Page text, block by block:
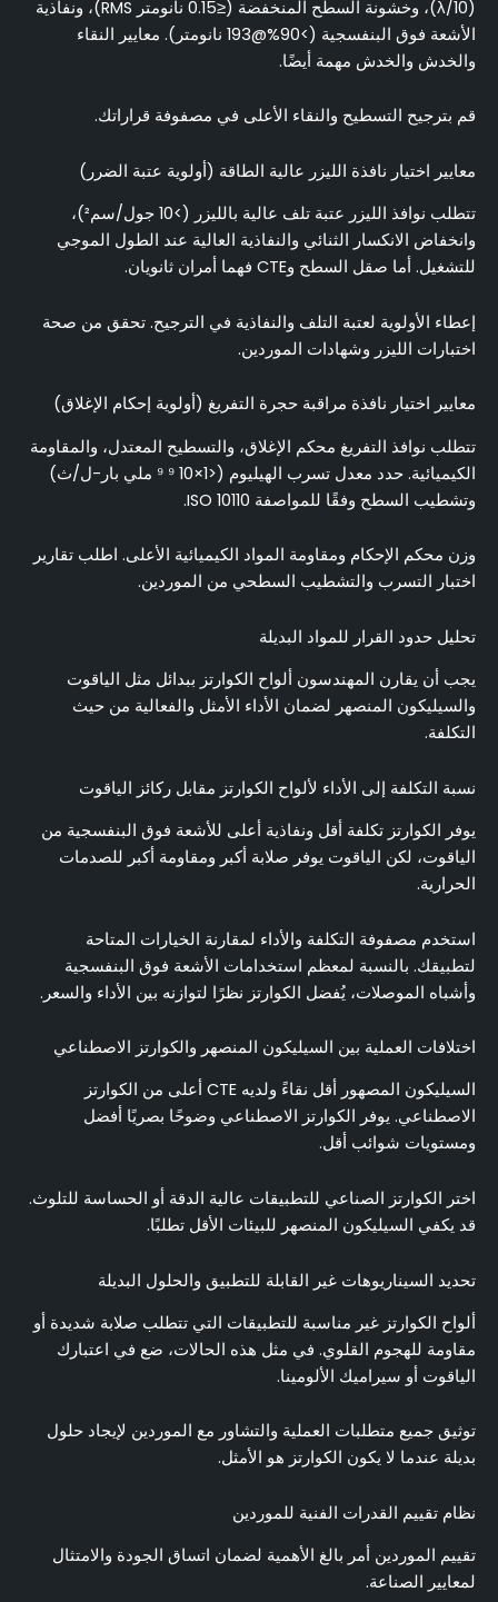
(λ/10)، وخشونة السطح المنخفضة (≤0.15 نانومتر RMS)، ونفاذية
الأشعة فوق البنفسجية (>90%@193 نانومتر). معايير النقاء
والخدش والخدش مهمة أيضًا.
قم بترجيح التسطيح والنقاء الأعلى في مصفوفة قراراتك.
معايير اختيار نافذة الليزر عالية الطاقة (أولوية عتبة الضرر)
تتطلب نوافذ الليزر عتبة تلف عالية بالليزر (>10 جول/سم²)،
وانخفاض الانكسار الثنائي والنفاذية العالية عند الطول الموجي
للتشغيل. أما صقل السطح وCTE فهما أمران ثانويان.
إعطاء الأولوية لعتبة التلف والنفاذية في الترجيح. تحقق من صحة
اختبارات الليزر وشهادات الموردين.
معايير اختيار نافذة مراقبة حجرة التفريغ (أولوية إحكام الإغلاق)
تتطلب نوافذ التفريغ محكم الإغلاق، والتسطيح المعتدل، والمقاومة
الكيميائية. حدد معدل تسرب الهيليوم (<1×10 ⁹ ⁹ ملي بار-ل/ث)
وتشطيب السطح وفقًا للمواصفة ISO 10110.
وزن محكم الإحكام ومقاومة المواد الكيميائية الأعلى. اطلب تقارير
اختبار التسرب والتشطيب السطحي من الموردين.
تحليل حدود القرار للمواد البديلة
يجب أن يقارن المهندسون ألواح الكوارتز ببدائل مثل الياقوت
والسيليكون المنصهر لضمان الأداء الأمثل والفعالية من حيث
التكلفة.
نسبة التكلفة إلى الأداء لألواح الكوارتز مقابل ركائز الياقوت
يوفر الكوارتز تكلفة أقل ونفاذية أعلى للأشعة فوق البنفسجية من
الياقوت، لكن الياقوت يوفر صلابة أكبر ومقاومة أكبر للصدمات
الحرارية.
استخدم مصفوفة التكلفة والأداء لمقارنة الخيارات المتاحة
لتطبيقك. بالنسبة لمعظم استخدامات الأشعة فوق البنفسجية
وأشباه الموصلات، يُفضل الكوارتز نظرًا لتوازنه بين الأداء والسعر.
اختلافات العملية بين السيليكون المنصهر والكوارتز الاصطناعي
السيليكون المصهور أقل نقاءً ولديه CTE أعلى من الكوارتز
الاصطناعي. يوفر الكوارتز الاصطناعي وضوحًا بصريًا أفضل
ومستويات شوائب أقل.
اختر الكوارتز الصناعي للتطبيقات عالية الدقة أو الحساسة للتلوث.
قد يكفي السيليكون المنصهر للبيئات الأقل تطلبًا.
تحديد السيناريوهات غير القابلة للتطبيق والحلول البديلة
ألواح الكوارتز غير مناسبة للتطبيقات التي تتطلب صلابة شديدة أو
مقاومة للهجوم القلوي. في مثل هذه الحالات، ضع في اعتبارك
الياقوت أو سيراميك الألومينا.
توثيق جميع متطلبات العملية والتشاور مع الموردين لإيجاد حلول
بديلة عندما لا يكون الكوارتز هو الأمثل.
نظام تقييم القدرات الفنية للموردين
تقييم الموردين أمر بالغ الأهمية لضمان اتساق الجودة والامتثال
لمعايير الصناعة.